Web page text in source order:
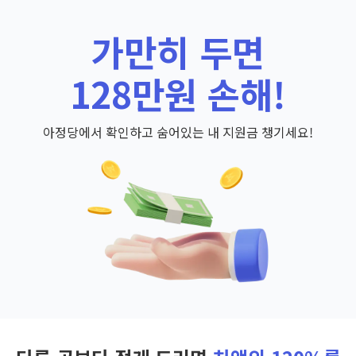
가만히 두면
128만원 손해!
아정당에서 확인하고 숨어있는 내 지원금 챙기세요!